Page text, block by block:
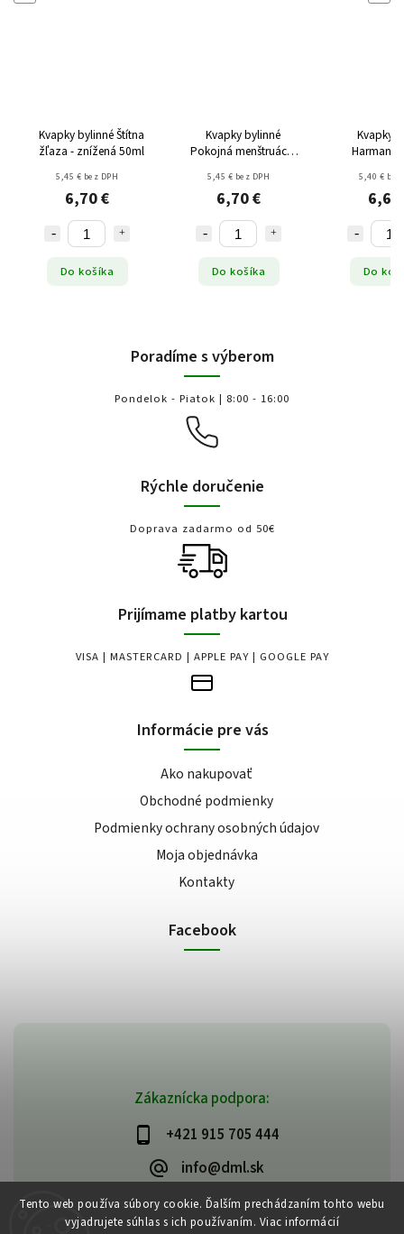
Tento web používa súbory cookie. Ďalším prechádzaním tohto webu
vyjadrujete súhlas s ich používaním. Viac informácií
Kvapky bylinné Štítna
žľaza - znížená 50ml
5,45 € bez DPH
6,70 €
Do košíka
Kvapky bylinné
Pokojná menštruácia
5,45 € bez DPH
6,70 €
Do košíka
Kvapky
5,40 € bez
6,64
Do
Zákaznícka podpora:
+421 915 705 444
info@dml.sk
Poradíme s výberom
Pondelok - Piatok | 8:00 - 16:00
Rýchle doručenie
Doprava zadarmo od 50€
Prijímame platby kartou
VISA | MASTERCARD | APPLE PAY | GOOGLE PAY
Informácie pre vás
Ako nakupovať
Obchodné podmienky
Podmienky ochrany osobných údajov
Moja objednávka
Kontakty
Facebook